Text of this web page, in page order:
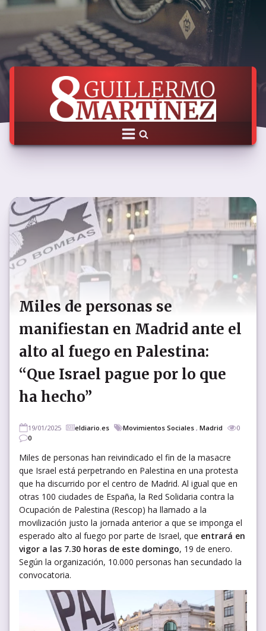
Miles de personas se
manifiestan en Madrid ante el
alto al fuego en Palestina:
“Que Israel pague por lo que
ha hecho”
19/01/2025 eldiario.es Movimientos Sociales , Madrid
0
0
Miles de personas han reivindicado el fin de la masacre
que Israel está perpetrando en Palestina en una protesta
que ha discurrido por el centro de Madrid. Al igual que en
otras 100 ciudades de España, la Red Solidaria contra la
Ocupación de Palestina (Rescop) ha llamado a la
movilización justo la jornada anterior a que se imponga el
esperado alto al fuego por parte de Israel, que entrará en
vigor a las 7.30 horas de este domingo, 19 de enero.
Según la organización, 10.000 personas han secundado la
convocatoria.